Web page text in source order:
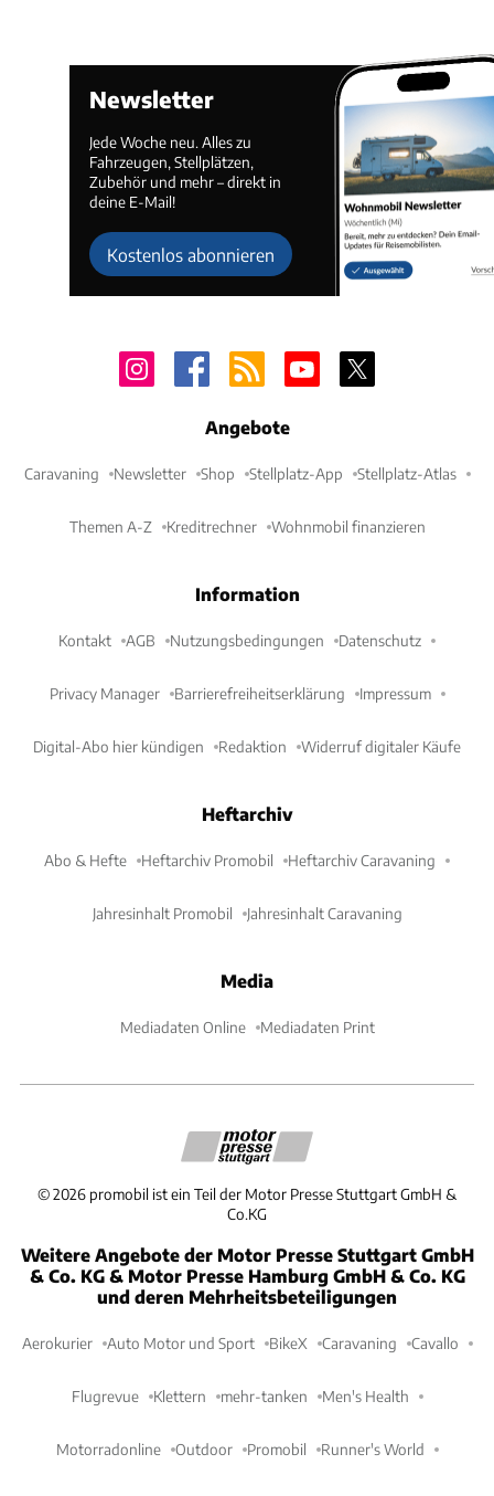
Newsletter
Jede Woche neu. Alles zu
Fahrzeugen, Stellplätzen,
Zubehör und mehr – direkt in
deine E-Mail!
Kostenlos abonnieren
Angebote
Caravaning Newsletter Shop Stellplatz-App Stellplatz-Atlas
Themen A-Z Kreditrechner Wohnmobil finanzieren
Information
Kontakt AGB Nutzungsbedingungen Datenschutz
Privacy Manager Barrierefreiheitserklärung Impressum
Digital-Abo hier kündigen Redaktion Widerruf digitaler Käufe
Heftarchiv
Abo & Hefte Heftarchiv Promobil Heftarchiv Caravaning
Jahresinhalt Promobil Jahresinhalt Caravaning
Media
Mediadaten Online Mediadaten Print
©2026 promobil ist ein Teil der Motor Presse Stuttgart GmbH &
Co.KG
Weitere Angebote der Motor Presse Stuttgart GmbH
& Co. KG & Motor Presse Hamburg GmbH & Co. KG
und deren Mehrheitsbeteiligungen
Aerokurier Auto Motor und Sport BikeX Caravaning Cavallo
Flugrevue Klettern mehr-tanken Men's Health
Motorradonline Outdoor Promobil Runner's World